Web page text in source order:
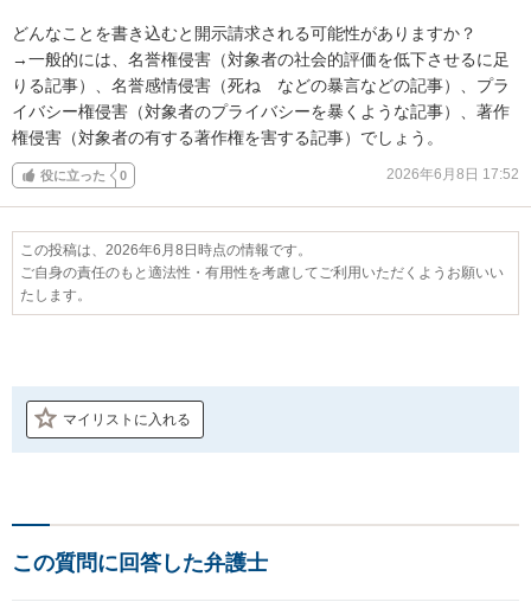
どんなことを書き込むと開示請求される可能性がありますか？
→一般的には、名誉権侵害（対象者の社会的評価を低下させるに足
りる記事）、名誉感情侵害（死ね　などの暴言などの記事）、プラ
イバシー権侵害（対象者のプライバシーを暴くような記事）、著作
権侵害（対象者の有する著作権を害する記事）でしょう。
役に立った 0 2026年6月8日 17:52
この投稿は、2026年6月8日時点の情報です。
ご自身の責任のもと適法性・有用性を考慮してご利用いただくようお願いい
たします。
マイリストに入れる
この質問に回答した弁護士